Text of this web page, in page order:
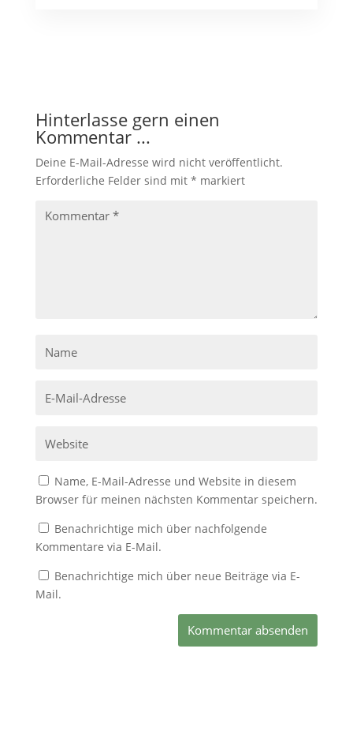
Hinterlasse gern einen
Kommentar ...
Deine E-Mail-Adresse wird nicht veröffentlicht.
Erforderliche Felder sind mit * markiert
Name, E-Mail-Adresse und Website in diesem
Browser für meinen nächsten Kommentar speichern.
Benachrichtige mich über nachfolgende
Kommentare via E-Mail.
Benachrichtige mich über neue Beiträge via E-
Mail.